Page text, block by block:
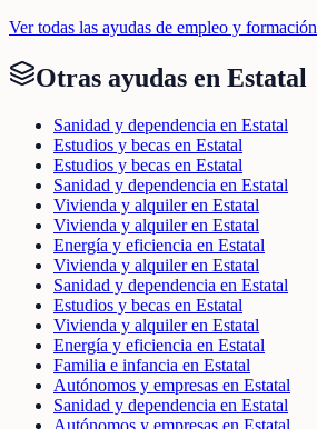
Ver todas las ayudas de empleo y formación
Otras ayudas en Estatal
Sanidad y dependencia en Estatal
Estudios y becas en Estatal
Estudios y becas en Estatal
Sanidad y dependencia en Estatal
Vivienda y alquiler en Estatal
Vivienda y alquiler en Estatal
Energía y eficiencia en Estatal
Vivienda y alquiler en Estatal
Sanidad y dependencia en Estatal
Estudios y becas en Estatal
Vivienda y alquiler en Estatal
Energía y eficiencia en Estatal
Familia e infancia en Estatal
Autónomos y empresas en Estatal
Sanidad y dependencia en Estatal
Autónomos y empresas en Estatal